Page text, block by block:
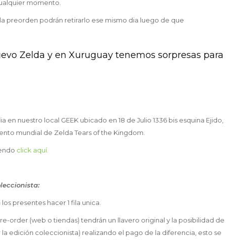
momento.
preorden podrán retirarlo ese mismo dia luego de que
Zelda y en Xuruguay tenemos sorpresas para
en nuestro local GEEK ubicado en 18 de Julio 1336 bis esquina Ejido,
mundial de Zelda Tears of the Kingdom.
click aquí.
presentes hacer 1 fila unica.
order (web o tiendas) tendrán un llavero original y la posibilidad de
edición coleccionista) realizando el pago de la diferencia, esto se